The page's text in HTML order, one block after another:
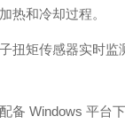
热和冷却过程。
扭矩传感器实时监
备 Windows 平台